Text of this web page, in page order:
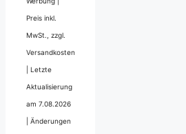
Preis inkl.
MwSt., zzgl.
Versandkosten
Letzte
Aktualisierung
am 7.08.2026
Änderungen